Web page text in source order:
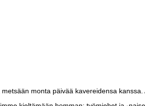
monta päivää kavereidensa kanssa.